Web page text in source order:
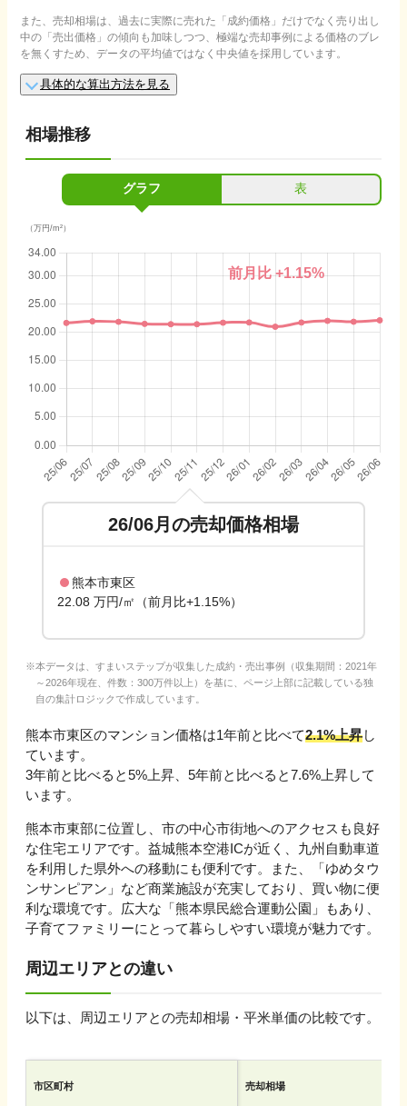
また、売却相場は、過去に実際に売れた「成約価格」だけでなく売り出し
中の「売出価格」の傾向も加味しつつ、極端な売却事例による価格のブレ
を無くすため、データの平均値ではなく中央値を採用しています。
具体的な算出方法を見る
相場推移
グラフ 表
（万円/m²）
前月比+1.15%
26/06月の売却価格相場
熊本市東区
22.08 万円/㎡（前月比+1.15%）
本データは、すまいステップが収集した成約・売出事例（収集期間：2021年
～2026年現在、件数：300万件以上）を基に、ページ上部に記載している独
自の集計ロジックで作成しています。
熊本市東区のマンション価格は1年前と比べて2.1%上昇し
ています。
3年前と比べると5%上昇 5年前と比べると7.6%上昇して
います。
熊本市東部に位置し、市の中心市街地へのアクセスも良好
な住宅エリアです。益城熊本空港ICが近く、九州自動車道
を利用した県外への移動にも便利です。また、「ゆめタウ
ンサンピアン」など商業施設が充実しており、買い物に便
利な環境です。広大な「熊本県民総合運動公園」もあり、
子育てファミリーにとって暮らしやすい環境が魅力です。
周辺エリアとの違い
以下は、周辺エリアとの売却相場・平米単価の比較です。
市区町村 売却相場